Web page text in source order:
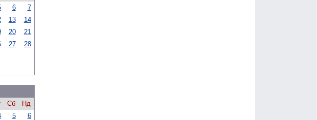
6
7
13
14
20
21
27
28
Сб
Нд
5
6